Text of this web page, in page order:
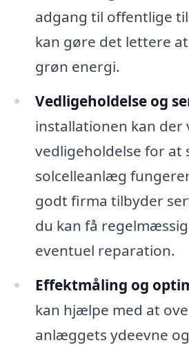
adgang til offentlige
kan gøre det lettere
grøn energi.
Vedligeholdelse og
installationen kan
vedligeholdelse for at
solcelleanlæg
godt firma tilbyder
du kan få
eventuel reparation.
Effektmåling og
kan hjælpe med at
anlæggets ydeevne